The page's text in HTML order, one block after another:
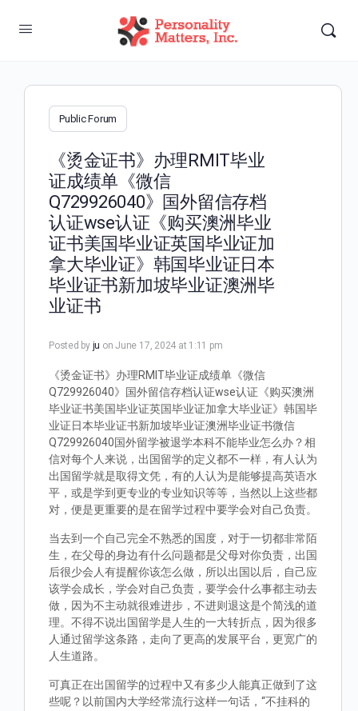
Public Forum
《烫金证书》办理RMIT毕业
证成绩单《微信
Q729926040》国外留信存档
认证wse认证《购买澳洲毕业
证书美国毕业证英国毕业证加
拿大毕业证》韩国毕业证日本
毕业证书新加坡毕业证澳洲毕
业证书
Posted by ju on June 17, 2024 at 1:11 pm
《烫金证书》办理RMIT毕业证成绩单《微信
Q729926040》国外留信存档认证wse认证《购买澳洲
毕业证书美国毕业证英国毕业证加拿大毕业证》韩国毕
业证日本毕业证书新加坡毕业证澳洲毕业证书微信
Q729926040国外留学被退学本科不能毕业怎么办？相
信对每个人来说，出国留学的定义都不一样，有人认为
出国留学就是取得文凭，有的人认为是能够提高英语水
平，或是学到更专业的专业知识等等，当然以上这些都
对，便是更重要的是在留学过程中要学会对自己负责。
当去到一个自己完全不熟悉的国度，对于一切都非常陌
生，在父母的身边有什么问题都是父母对你负责，出国
后很少会人有提醒你该怎么做，所以出国以后，自己应
该学会成长，学会对自己负责，要学会什么事都主动去
做，因为不主动就很难进步，不进则退这是个简浅的道
理。不得不说出国留学是人生的一大转折点，因为很多
人通过留学这条路，走向了更高的发展平台，更宽广的
人生道路。
可真正在出国留学的过程中又有多少人能真正做到了这
些呢？以前国内大学经常流行这样一句话，“不挂科的